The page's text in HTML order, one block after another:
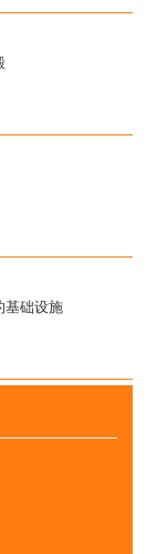
基础设施